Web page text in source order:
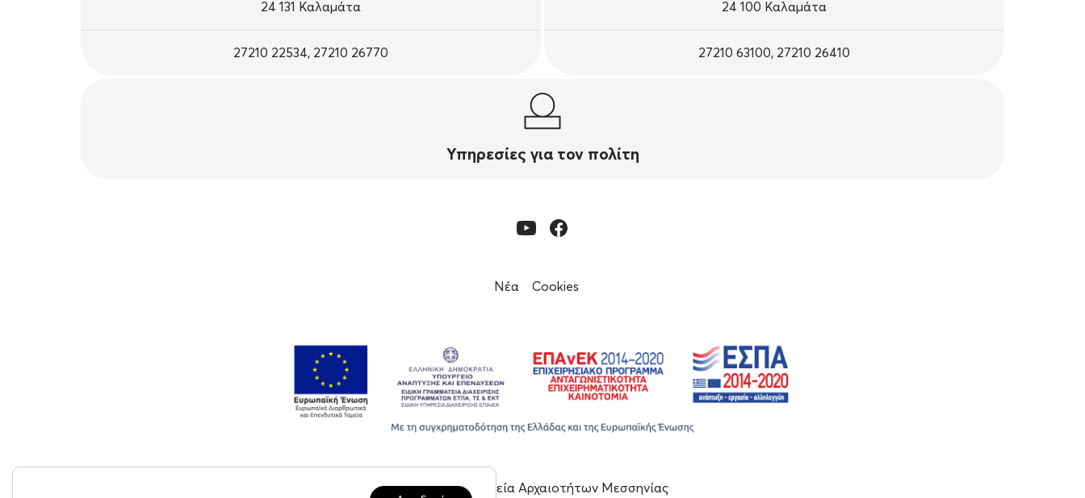
24 131 Καλαμάτα
27210 22534, 27210 26770
24 100 Καλαμάτα
27210 63100, 27210 26410
Υπηρεσίες για τον πολίτη
Νέα Cookies
© 2023, Εφορεία Αρχαιοτήτων Μεσσηνίας